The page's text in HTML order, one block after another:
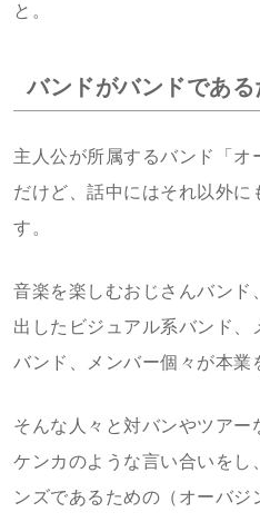
と。
バンドがバンドである
主人公が所属するバンド「
だけど、話中にはそれ以外に
す。
音楽を楽しむおじさんバンド
出したビジュアル系バンド、
バンド、メンバー個々が本業
そんな人々と対バンやツアー
ケンカのような言い合いをし
ンズであるための（オーバ